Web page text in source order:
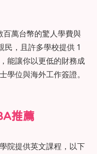
萬台幣的驚人學費與
民，且許多學校提供 1
能讓你以更低的財務成
學位與海外工作簽證。
推薦
院提供英文課程，以下